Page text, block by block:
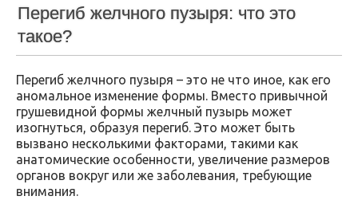
Перегиб желчного пузыря: что это
такое?
Перегиб желчного пузыря – это не что иное, как его
аномальное изменение формы. Вместо привычной
грушевидной формы желчный пузырь может
изогнуться, образуя перегиб. Это может быть
вызвано несколькими факторами, такими как
анатомические особенности, увеличение размеров
органов вокруг или же заболевания, требующие
внимания.